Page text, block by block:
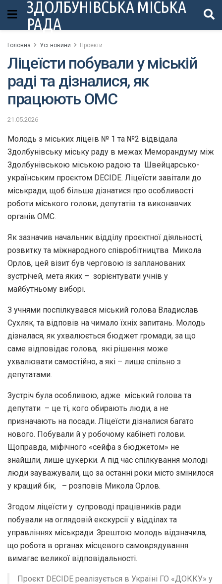
ЗДОЛБУНІВСЬКА МІСЬКА
РАДА
Головна Усі новини Проекти
Ліцеїсти побували у міській
раді та дізналися, як
працюють ОМС
21.05.2026
Молодь з міських ліцеїв № 1 та №2 відвідала
Здолбунівську міську раду в межах Меморандуму між
Здолбунівською міською радою та Швейцарсько-
українським проєктом DECIDE. Ліцеїсти завітали до
міськради, щоб більше дізнатися про особливості
роботи міського голови, депутатів та виконавчих
органів ОМС.
Як зазначив начальник відділу проєктної діяльності,
розвитку та міжнародного співробітництва Микола
Орлов, цей візит був черговою із запланованих
зустрічей, мета яких – зорієнтувати учнів у
майбутньому виборі.
З учнями поспілкувався міський голова Владислав
Сухляк, та відповів на чимало їхніх запитань. Молодь
дізналася, як ухвалюється бюджет громади, за що
саме відповідає голова, які рішення може
ухвалювати самостійно, а які – лише спільно з
депутатами.
Зустріч була особливою, адже міський голова та
депутати – це ті, кого обирають люди, а не
призначають на посади. Ліцеїсти дізналися багато
нового. Побували й у робочому кабінеті голови.
Щоправда, міфічного «сейфа з бюджетом» не
знайшли, лише цукерки. А під час спілкування молоді
люди зауважували, що за останні роки місто змінилося
у кращий бік, – розповів Микола Орлов.
Згодом ліцеїсти у супроводі працівників ради
побували на оглядовій екскурсії у відділах та
управліннях міськради. Зрештою молодь відзначила,
що робота в органах місцевого самоврядування
вимагає великої відповідальності.
Проєкт DECIDE реалізується в Україні ГО «ДОККУ» у